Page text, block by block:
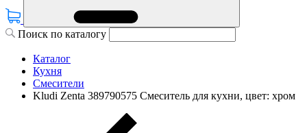
Поиск по каталогу
Каталог
Кухня
Смесители
Kludi Zenta 389790575 Смеситель для кухни, цвет: хром